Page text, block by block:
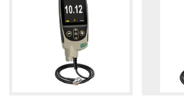
thời vẫn đảm bảo độ chính xác cao.
Thông tin liên hệ:
CÔNG TY TNHH THIẾT BỊ VÀ
HÙNG NGUYÊN